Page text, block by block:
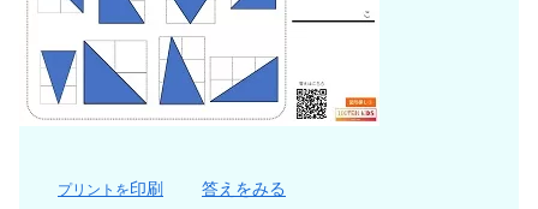
プリントを印刷 答えをみる